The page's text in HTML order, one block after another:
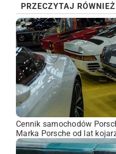
PRZECZYTAJ RÓWNIEŻ
Cennik samochodów
Marka Porsche od lat